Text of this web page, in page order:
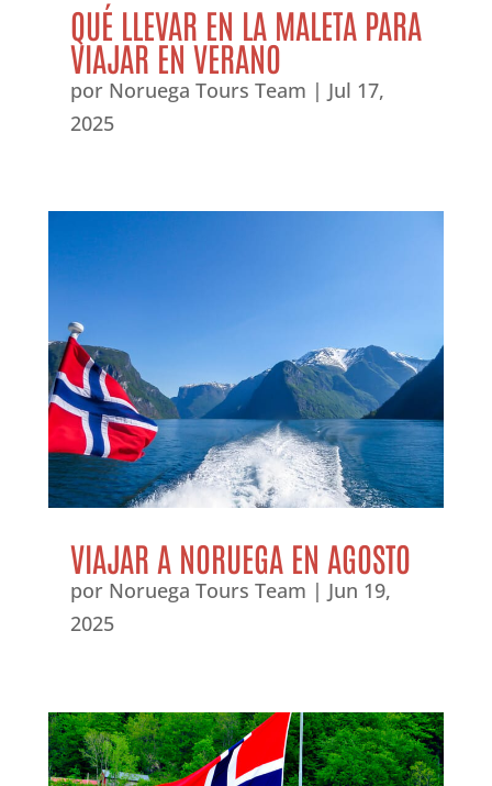
QUÉ LLEVAR EN LA MALETA PARA
VIAJAR EN VERANO
por Noruega Tours Team | Jul 17,
2025
VIAJAR A NORUEGA EN AGOSTO
por Noruega Tours Team | Jun 19,
2025